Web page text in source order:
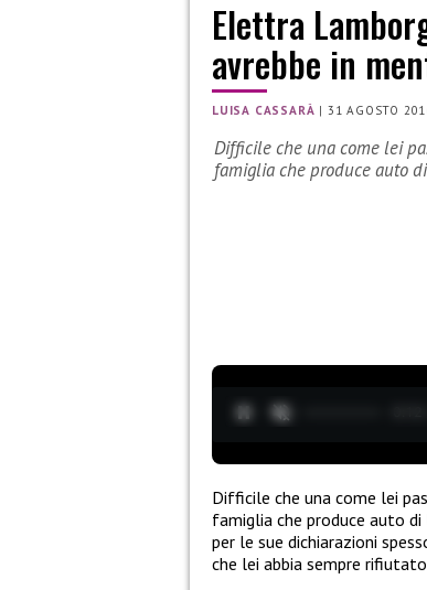
Elettra
avrebbe in
LUISA CASSARÀ | 31 AGOSTO
Difficile che una come lei
famiglia che produce auto
Difficile che una come lei
famiglia che produce auto
per le sue dichiarazioni
che lei abbia sempre